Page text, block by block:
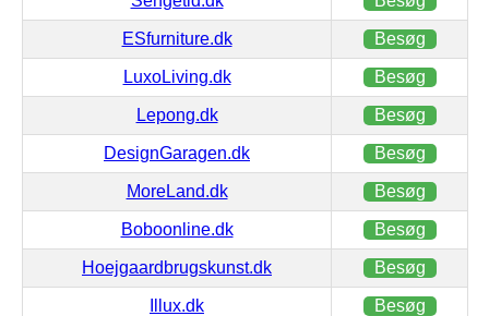
ESfurniture.dk Besøg
LuxoLiving.dk Besøg
Lepong.dk Besøg
DesignGaragen.dk Besøg
MoreLand.dk Besøg
Boboonline.dk Besøg
Hoejgaardbrugskunst.dk Besøg
Illux.dk Besøg